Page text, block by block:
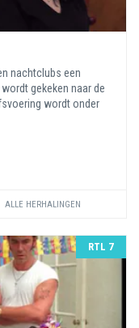
nachtclubs een
gekeken naar de
wordt onder
ALLE HERHALINGEN
RTL 7